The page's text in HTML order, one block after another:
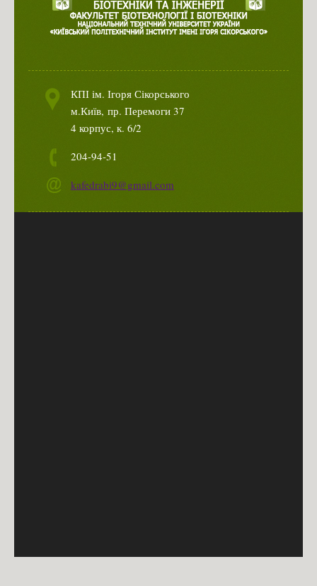
КПІ ім. Ігоря Сікорського
м.Київ, пр. Перемоги 37
4 корпус, к. 6/2
204-94-51
kafedrabi9@gmail.com